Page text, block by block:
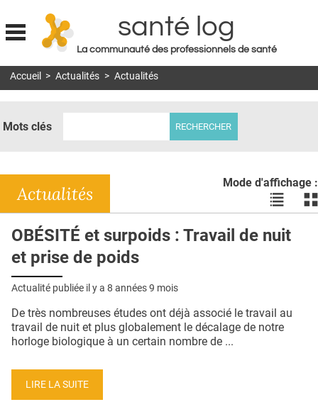
Jump to navigation
santé log
La communauté des professionnels de santé
MON COMPTE
DOSSIERS
RÉSEAUX
E-REVUE SAD
THÉMA
QUI SOMMES-NOUS ?
CONDITIONS GÉNÉRALES
Accueil > Actualités > Actualités
Mots clés
Mode d'affichage :
Voir
les
en
les
Actualités
OBÉSITÉ et surpoids : Travail de nuit
et prise de poids
Actualité publiée il y a 8 années 9 mois
De très nombreuses études ont déjà associé le travail au
travail de nuit et plus globalement le décalage de notre
horloge biologique à un certain nombre de ...
LIRE LA SUITE